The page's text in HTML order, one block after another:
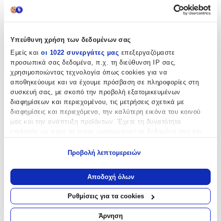
Υπεύθυνη χρήση των δεδομένων σας
Εμείς και οι 1022 συνεργάτες μας επεξεργαζόμαστε
προσωπικά σας δεδομένα, π.χ. τη διεύθυνση IP σας,
χρησιμοποιώντας τεχνολογία όπως cookies για να
αποθηκεύουμε και να έχουμε πρόσβαση σε πληροφορίες στη
συσκευή σας, με σκοπό την προβολή εξατομικευμένων
διαφημίσεων και περιεχομένου, τις μετρήσεις σχετικά με
διαφημίσεις και περιεχόμενο, την καλύτερη εικόνα του κοινού
μας και την ανάπτυξη προϊόντων. Έχετε τη δυνατότητα
Να συλλέξουμε πληροφορίες σχετικά με τη γεωγραφική
σας τοποθεσία, οι οποίες μπορεί να είναι ακριβείς σε
απόσταση μερικών μέτρων
Να αναγνωρίσουμε τη συσκευή σας σαρώνοντας ενεργά
για συγκεκριμένα χαρακτηριστικά (δακτυλικό αποτύπωμα)
Προβολή λεπτομερειών
Αποδοχή όλων
Ρυθμίσεις για τα cookies
Άρνηση
Clip:
Χαρακτηριστικά
+
Χαρακτηριστικά
Κατασκευαστής:
Βασικά Χαρακτηριστικά
Χρώμα Υλικού:
Λευκό
Υλικό: